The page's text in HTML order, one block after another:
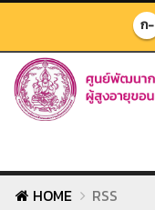
ก-
HOME RSS